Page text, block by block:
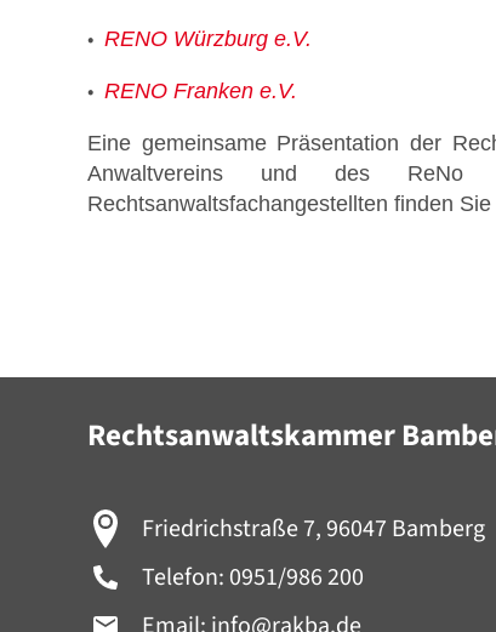
RENO Würzburg e.V.
RENO Franken e.V.
Eine gemeinsame Präsentation der
Anwaltvereins und des
Rechtsanwaltsfachangestellten finden
Rechtsanwaltskammer
Friedrichstraße 7, 96047 Bamberg
Telefon: 0951/986 200